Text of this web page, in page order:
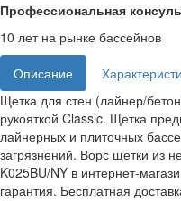
Профессиональная
10 лет на рынке бассейнов
Описание
Щетка для стен (лайнер/
рукояткой Classic. Щетка
лайнерных и плиточных
загрязнений. Ворс щетки из
K025BU/NY в интернет-
гарантия. Бесплатная